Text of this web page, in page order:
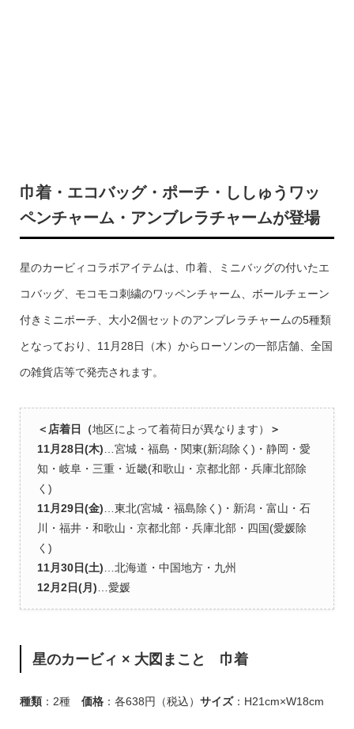
巾着・エコバッグ・ポーチ・ししゅうワッ
ペンチャーム・アンブレラチャームが登場
星のカービィコラボアイテムは、巾着、ミニバッグの付いたエ
コバッグ、モコモコ刺繍のワッペンチャーム、ボールチェーン
付きミニポーチ、大小2個セットのアンブレラチャームの5種類
となっており、11月28日（木）からローソンの一部店舗、全国
の雑貨店等で発売されます。
＜店着日（地区によって着荷日が異なります）
＞
11月28日(木) …宮城・福島・関東(新潟除く)・静岡・愛
知・岐阜・三重・近畿(和歌山・京都北部・兵庫北部除
く)
11月29日(金) …東北(宮城・福島除く)・新潟・富山・石
川・福井・和歌山・京都北部・兵庫北部・四国(愛媛除
く)
11月30日(土) …北海道・中国地方・九州
12月2日(月) …愛媛
星のカービィ × 大図まこと 巾着
種類：2種 価格：各638円（税込） サイズ：H21cm×W18cm